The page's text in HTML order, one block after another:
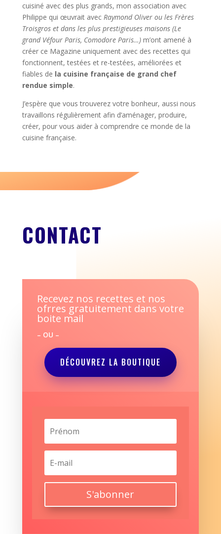
cuisiné avec des plus grands, mon association avec
Philippe qui œuvrait avec Raymond Oliver ou les Frères
Troisgros et dans les plus prestigieuses maisons (Le
grand Véfour Paris, Comodore Paris…)m’ont amené à
créer ce Magazine uniquement avec des recettes qui
fonctionnent, testées et re-testées, améliorées et
fiables de la cuisine française de grand chef
rendue simple.
J’espère que vous trouverez votre bonheur, aussi nous
travaillons régulièrement afin d’aménager, produire,
créer, pour vous aider à comprendre ce monde de la
cuisine française.
CONTACT
Recevez nos recettes et nos
ofrres gratuitement dans votre
boite mail
– OU –
DÉCOUVREZ LA BOUTIQUE
S'abonner